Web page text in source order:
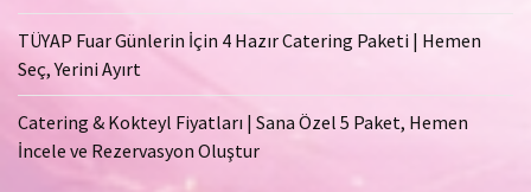
TÜYAP Fuar Günlerin İçin 4 Hazır Catering Paketi | Hemen
Seç, Yerini Ayırt
Catering & Kokteyl Fiyatları | Sana Özel 5 Paket, Hemen
İncele ve Rezervasyon Oluştur